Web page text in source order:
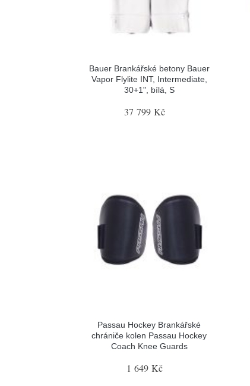
Bauer Brankářské betony Bauer
Vapor Flylite INT, Intermediate,
30+1", bílá, S
37 799 Kč
Passau Hockey Brankářské
chrániče kolen Passau Hockey
Coach Knee Guards
1 649 Kč